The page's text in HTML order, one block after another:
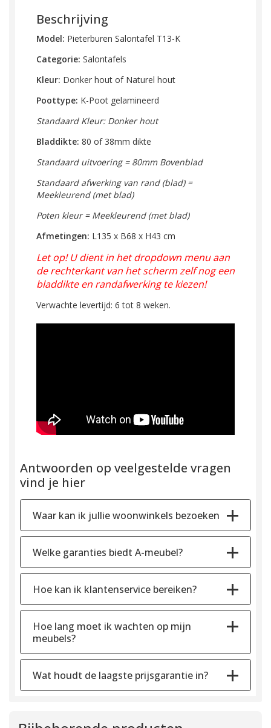
Beschrijving
Model: Pieterburen Salontafel T13-K
Categorie: Salontafels
Kleur: Donker hout of Naturel hout
Poottype: K-Poot gelamineerd
Standaard Kleur: Donker hout
Bladdikte: 80 of 38mm dikte
Standaard uitvoering = 80mm Bovenblad
Standaard afwerking van rand (blad) =
Meekleurend(met blad)
Poten kleur = Meekleurend (met blad)
Afmetingen: L135 x B68 x H43 cm
Let op! U dient in het dropdown menu aan
de rechterkant van het scherm zelf nog een
bladdikte en randafwerking te kiezen!
Verwachte levertijd: 6 tot 8 weken.
Antwoorden op veelgestelde vragen
vind je hier
Waar kan ik jullie woonwinkels bezoeken
Welke garanties biedt A-meubel?
Hoe kan ik klantenservice bereiken?
Hoe lang moet ik wachten op mijn
meubels?
Wat houdt de laagste prijsgarantie in?